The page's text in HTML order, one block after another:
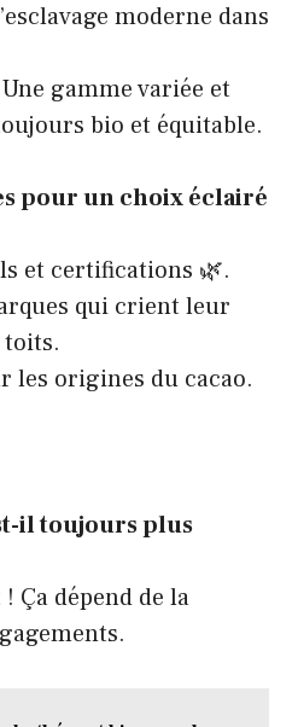
moderne dans
gamme variée et
bio et équitable.
pour un choix éclairé
et certifications 🌿.
qui crient leur
toits.
les origines du cacao.
il toujours plus
Ça dépend de la